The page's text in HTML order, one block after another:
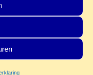
site is beschermd door
Terms of Servicezijn van